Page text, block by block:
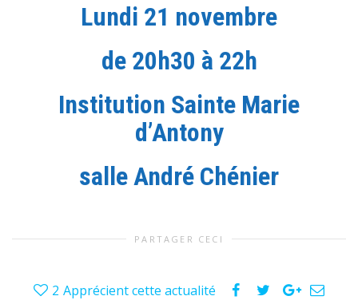
Lundi 21 novembre
de 20h30 à 22h
Institution Sainte Marie
d’Antony
salle André Chénier
PARTAGER CECI
2 Apprécient cette actualité